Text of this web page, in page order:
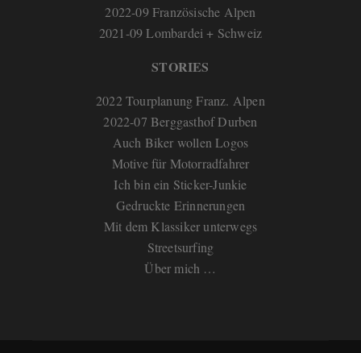
2022-09 Französische Alpen
2021-09 Lombardei + Schweiz
STORIES
2022 Tourplanung Franz. Alpen
2022-07 Berggasthof Durben
Auch Biker wollen Logos
Motive für Motorradfahrer
Ich bin ein Sticker-Junkie
Gedruckte Erinnerungen
Mit dem Klassiker unterwegs
Streetsurfing
Über mich …